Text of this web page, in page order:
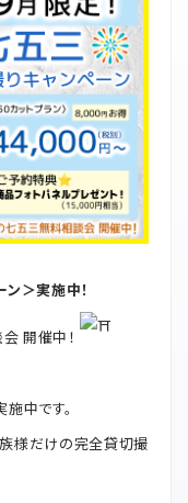
ン＞実施中！
開催中！
中です。
様だけの完全貸切撮